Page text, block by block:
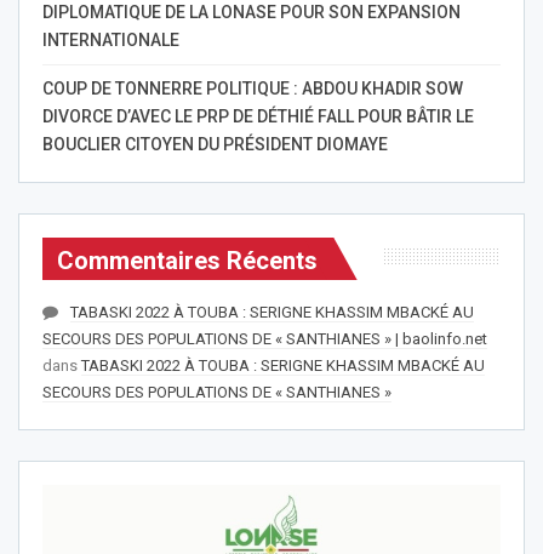
DIPLOMATIQUE DE LA LONASE POUR SON EXPANSION
INTERNATIONALE
COUP DE TONNERRE POLITIQUE : ABDOU KHADIR SOW
DIVORCE D’AVEC LE PRP DE DÉTHIÉ FALL POUR BÂTIR LE
BOUCLIER CITOYEN DU PRÉSIDENT DIOMAYE
Commentaires Récents
TABASKI 2022 À TOUBA : SERIGNE KHASSIM MBACKÉ AU
SECOURS DES POPULATIONS DE « SANTHIANES » | baolinfo.net
dansTABASKI 2022 À TOUBA : SERIGNE KHASSIM MBACKÉ AU
SECOURS DES POPULATIONS DE « SANTHIANES »